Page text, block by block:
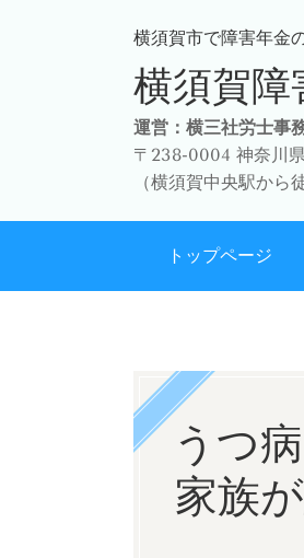
横須賀市で障害年金
横須賀障
運営：横三社労士事
〒238-0004 神奈川
（横須賀中央駅から
トップページ
うつ
家族